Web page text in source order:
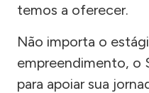
temos a oferecer.
Não importa o
empreendimento, o
para apoiar sua